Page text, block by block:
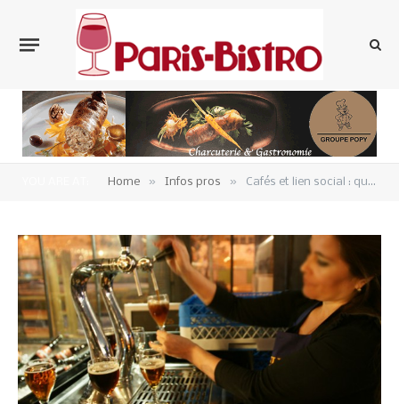
Home » Infos pros » Cafés et lien social : qu’en pensent les Français ?